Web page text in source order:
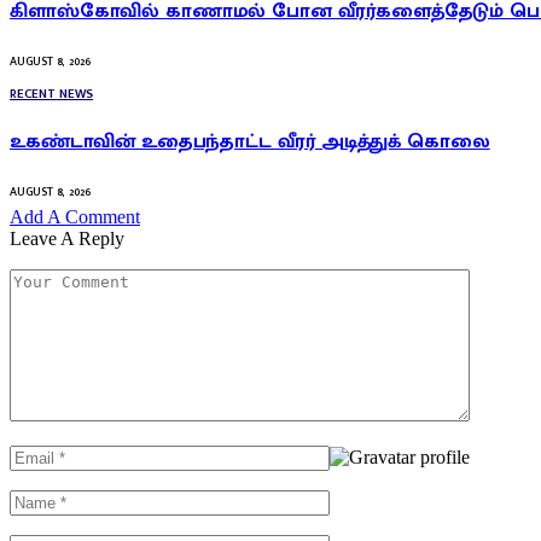
கிளாஸ்கோவில் காணாமல் போன வீரர்களைத்தேடும்
AUGUST 8, 2026
RECENT NEWS
உகண்டாவின் உதைபந்தாட்ட வீரர் அடித்துக் கொலை
AUGUST 8, 2026
Add A Comment
Leave A Reply